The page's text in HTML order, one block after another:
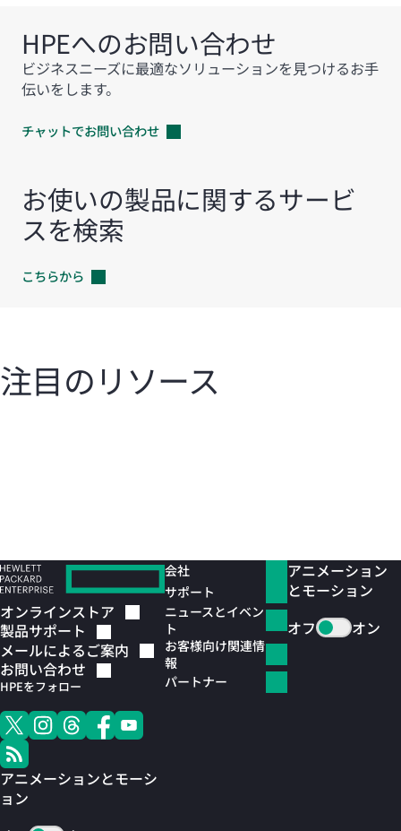
HPEへのお問い合わせ
ビジネスニーズに最適なソリューションを見つけるお手
伝いをします。
チャットでお問い合わせ
お使いの製品に関するサービ
スを検索
こちらから
注目のリソース
オンラインストア
製品サポート
メールによるご案内
お問い合わせ
HPEをフォロー
アニメーションとモーシ
ョン
会社
サポート
ニュースとイベン
ト
お客様向け関連情
報
パートナー
アニメーション
とモーション
オフ
オン